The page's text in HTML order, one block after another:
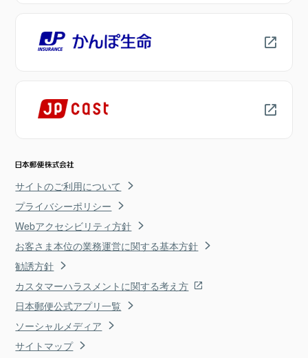
サイトのご利用について
プライバシーポリシー
Webアクセシビリティ方針
お客さま本位の業務運営に関する基本方針
勧誘方針
カスタマーハラスメントに関する考え方
日本郵便公式アプリ一覧
ソーシャルメディア
サイトマップ